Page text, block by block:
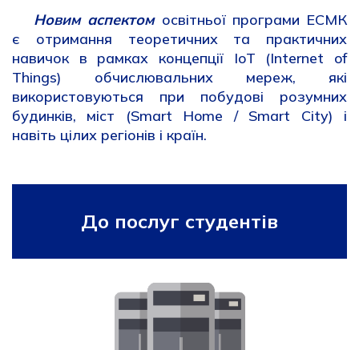
Новим аспектомосвітньої програми ЕСМК
є отримання теоретичних та практичних
навичок в рамках концепції IoT (Internet of
Things) обчислювальних мереж, які
використовуються при побудові розумних
будинків, міст (Smart Home / Smart City) і
навіть цілих регіонів і країн.
До послуг студентів